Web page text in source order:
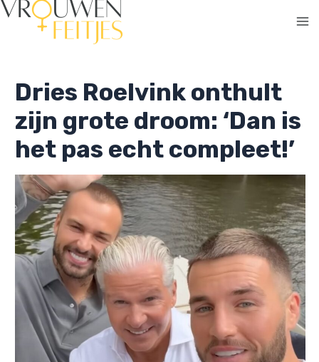
Dries Roelvink onthult
zijn grote droom: ‘Dan is
het pas echt compleet!’